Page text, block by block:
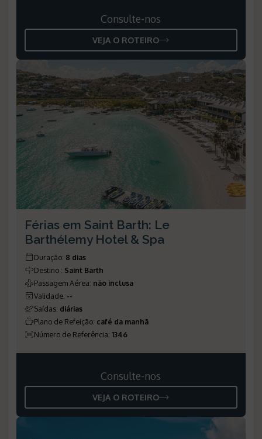
Consulte-nos
VEJA O ROTEIRO
Férias em Saint Barth: Le
Barthélemy Hotel & Spa
Duração: 8 dias
Destino : Saint Barth
Passagem Aérea: não inclusa
Validade: --
Saídas: diárias
Plano de Refeição: café da manhã
Número de Referência: 1346
Consulte-nos
VEJA O ROTEIRO